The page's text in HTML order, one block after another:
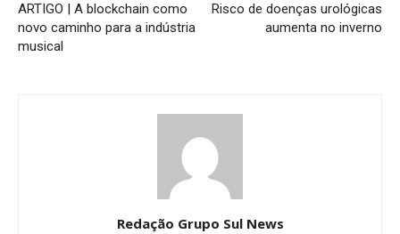
ARTIGO | A blockchain como
novo caminho para a indústria
musical
Risco de doenças urológicas
aumenta no inverno
Redação Grupo Sul News